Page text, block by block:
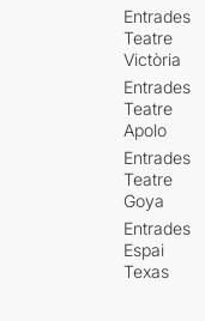
Entrades
Teatre
Victòria
Entrades
Teatre
Apolo
Entrades
Teatre
Goya
Entrades
Espai
Texas